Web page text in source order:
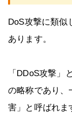
DoS攻撃に類似
あります。
「DDoS攻撃」
の略称であり、
害」と呼ばれま